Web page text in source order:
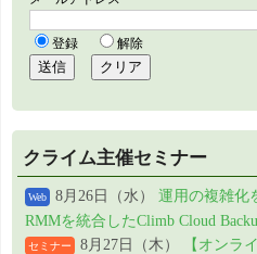
クライム主催セミナー
Web 8月26日（水） 運用の複雑化
RMMを統合したClimb Cloud
セミナー 8月27日（木）
【オンラ